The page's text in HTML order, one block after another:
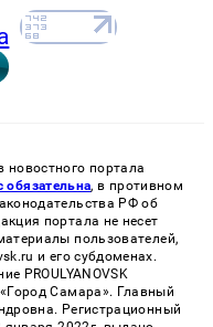
портала
обязательна, в противном
РФ об
портала не несет
пользователей,
и его субдоменах.
PROULYANOVSK
Самара». Главный
Регистрационный